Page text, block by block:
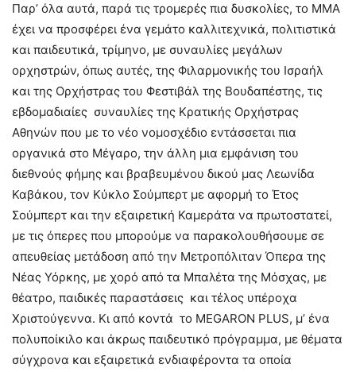
Παρ’ όλα αυτά, παρά τις τρομερές πια δυσκολίες, το ΜΜΑ
έχει να προσφέρει ένα γεμάτο καλλιτεχνικά, πολιτιστικά
και παιδευτικά, τρίμηνο, με συναυλίες μεγάλων
ορχηστρών, όπως αυτές, της Φιλαρμονικής του Ισραήλ
και της Ορχήστρας του Φεστιβάλ της Βουδαπέστης, τις
εβδομαδιαίες συναυλίες της Κρατικής Ορχήστρας
Αθηνών που με το νέο νομοσχέδιο εντάσσεται πια
οργανικά στο Μέγαρο, την άλλη μια εμφάνιση του
διεθνούς φήμης και βραβευμένου δικού μας Λεωνίδα
Καβάκου, τον Κύκλο Σούμπερτ με αφορμή το Έτος
Σούμπερτ και την εξαιρετική Καμεράτα να πρωτοστατεί,
με τις όπερες που μπορούμε να παρακολουθήσουμε σε
απευθείας μετάδοση από την Μετροπόλιταν Όπερα της
Νέας Υόρκης, με χορό από τα Μπαλέτα της Μόσχας, με
θέατρο, παιδικές παραστάσεις και τέλος υπέροχα
Χριστούγεννα. Κι από κοντά το MEGARON PLUS, μ’ ένα
πολυποίκιλο και άκρως παιδευτικό πρόγραμμα, με θέματα
σύγχρονα και εξαιρετικά ενδιαφέροντα τα οποία